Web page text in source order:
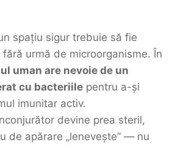
spațiu sigur trebuie să fie
urmă de microorganisme. În
uman are nevoie de un
cu bacteriile pentru a-și
imunitar activ.
devine prea steril,
de apărare „lenevește” — nu